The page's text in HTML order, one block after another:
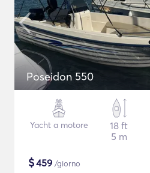
Poseidon 550
Yacht a motore
18 ft
5 m
$459 /giorno